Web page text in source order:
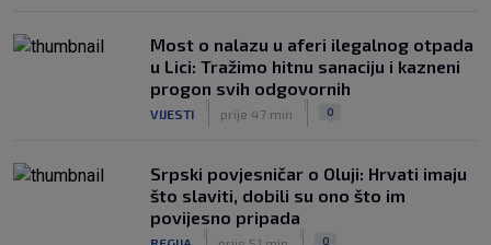
Most o nalazu u aferi ilegalnog otpada
u Lici: Tražimo hitnu sanaciju i kazneni
progon svih odgovornih
VIJESTI prije 47 min 0
Srpski povjesničar o Oluji: Hrvati imaju
što slaviti, dobili su ono što im
povijesno pripada
0